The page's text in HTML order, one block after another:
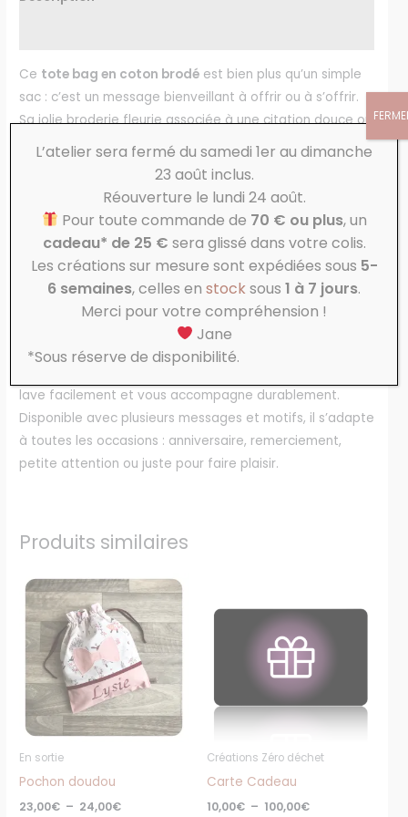
Ce tote bag en coton brodé est bien plus qu’un simple
sac : c’est un message bienveillant à offrir ou à s’offrir.
Sa jolie broderie fleurie associée à une citation douce ou
motivante en fait un cadeau symbolique, plein de
délicatesse. Parfait pour une fin d’année scolaire, il fera
plaisir à une maitresse, une ATSEM, une nounou ou toute
autre personne à remercier avec le cœur.
Doté d’unepoche intérieure zippée, ce sac est aussi
pratique qu’esthétique. Il accueille vos affaires de tous
les jours : livre, trousse, bouteille, goûter… ou devient le
compagnon idéal pour vos courses légères ou votre sac
lave facilement et vous accompagne durablement.
Disponible avec plusieurs messages et motifs, il s’adapte
à toutes les occasions : anniversaire, remerciement,
petite attention ou juste pour faire plaisir.
Produits similaires
En sortie
Pochon doudou
23,00€ – 24,00€
Plage
de
prix :
23,00€
à
24,00€
Ce
produit
a
plusieurs
variations.
Les
options
choisies
Créations Zéro déchet
Carte Cadeau
10,00€ – 100,00€
prix :
10,00€
100,00€
L’atelier sera fermé du samedi 1er au dimanche
23 août inclus.
Réouverture le lundi 24 août.
Pour toute commande de 70 € ou plus, un
cadeau* de 25 € sera glissé dans votre colis.
Les créations sur mesure sont expédiées sous 5-
6 semaines, celles en stocksous 1 à 7 jours.
Merci pour votre compréhension !
Jane
*Sous réserve de disponibilité.